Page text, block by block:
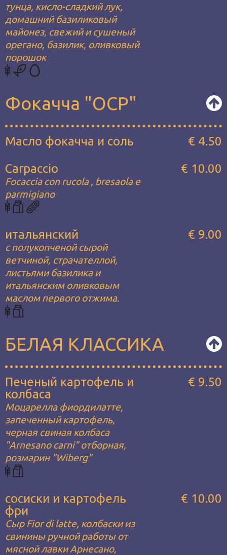
тунца, кисло-сладкий лук,
домашний базиликовый
майонез, свежий и сушеный
орегано, базилик, оливковый
порошок
Фокачча "OCP"
Масло фокачча и соль
€ 4.50
Carpaccio
Focaccia con rucola , bresaola e
parmigiano
€ 10.00
итальянский
с полукопченой сырой
ветчиной, страчателлой,
листьями базилика и
итальянским оливковым
маслом первого отжима.
€ 9.00
БЕЛАЯ КЛАССИКА
Печеный картофель и
колбаса
Моцарелла фиордилатте,
запеченный картофель,
черная свиная колбаса
"Arnesano carni" отборная,
розмарин "Wiberg"
€ 9.50
сосиски и картофель
фри
Сыр Fior di latte, колбаски из
свинины ручной работы от
мясной лавки Арнесано,
€ 10.00